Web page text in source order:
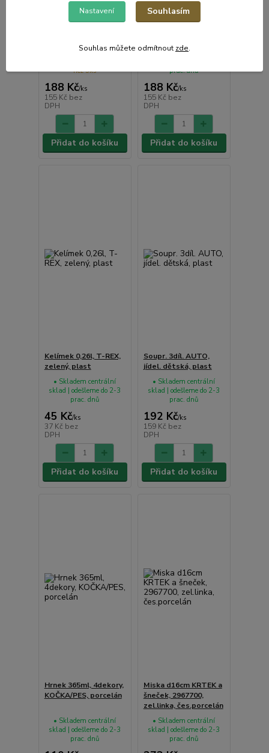
188 Kč/ks
155 Kč bez
DPH
než 5ks
Přidat do košíku
188 Kč/ks
155 Kč bez
DPH
• Skladem centrální
prac. dnů
Přidat do košíku
Kelímek 0,26l, T-REX,
zelený, plast
45 Kč/ks
37 Kč bez
DPH
• Skladem centrální
sklad | odešleme do 2-3
prac. dnů
Přidat do košíku
Soupr. 3díl. AUTO,
jídel. dětská, plast
192 Kč/ks
159 Kč bez
DPH
• Skladem centrální
sklad | odešleme do 2-3
prac. dnů
Přidat do košíku
Hrnek 365ml, 4dekory,
KOČKA/PES, porcelán
• Skladem centrální
sklad | odešleme do 2-3
prac. dnů
Miska d16cm KRTEK a
šneček, 2967700,
zel.linka, čes.porcelán
• Skladem centrální
sklad | odešleme do 2-3
prac. dnů
Nastavení Souhlasím
Souhlas můžete odmítnout zde.